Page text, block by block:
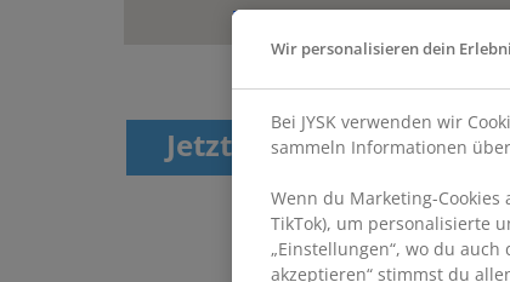
Jetzt bewerben
Wir personalisieren dein
Bei JYSK verwenden wir
sammeln Informationen
Wenn du Marketing-
TikTok), um personalisierte
„Einstellungen“, wo du
akzeptieren“ stimmst du